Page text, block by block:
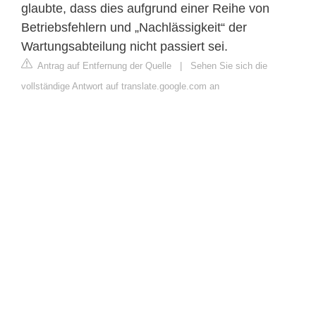
glaubte, dass dies aufgrund einer Reihe von
Betriebsfehlern und „Nachlässigkeit“ der
Wartungsabteilung nicht passiert sei.
Antrag auf Entfernung der Quelle | Sehen Sie sich die
vollständige Antwort auf translate.google.com an